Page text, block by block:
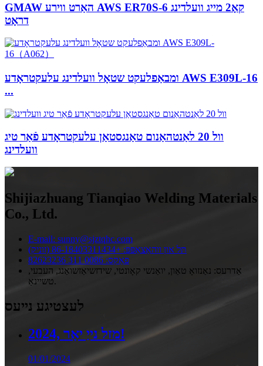
GMAW האַרט ווירע AWS ER70S-6 קאָ2 מייג וועלדינג
דראָט
ומבאַפלעקט שטאָל וועלדינג עלעקטראָדע AWS E309L-16
...
וול 20 לאַנטהאַנום טאַנגסטאַן עלעקטראָדע פֿאַר טיג
וועלדינג
Shijiazhuang Tianqiao Welding Materials
Co., Ltd.
E-mail: sunny@sjztqhc.com
תּל און ווהאַצאַפּפּ: +86-18403311434 (זוניק)
פאַקס: 0086 311 82623236
אַדרעס: נאַנזואָ טאַון, יואַנשי קאָונטי, שידזשיאַזשואַנג, העבעי,
טשיינאַ.
לעצטיגע נייעס
2024, מזל נייַ יאָר!
01/01/2024